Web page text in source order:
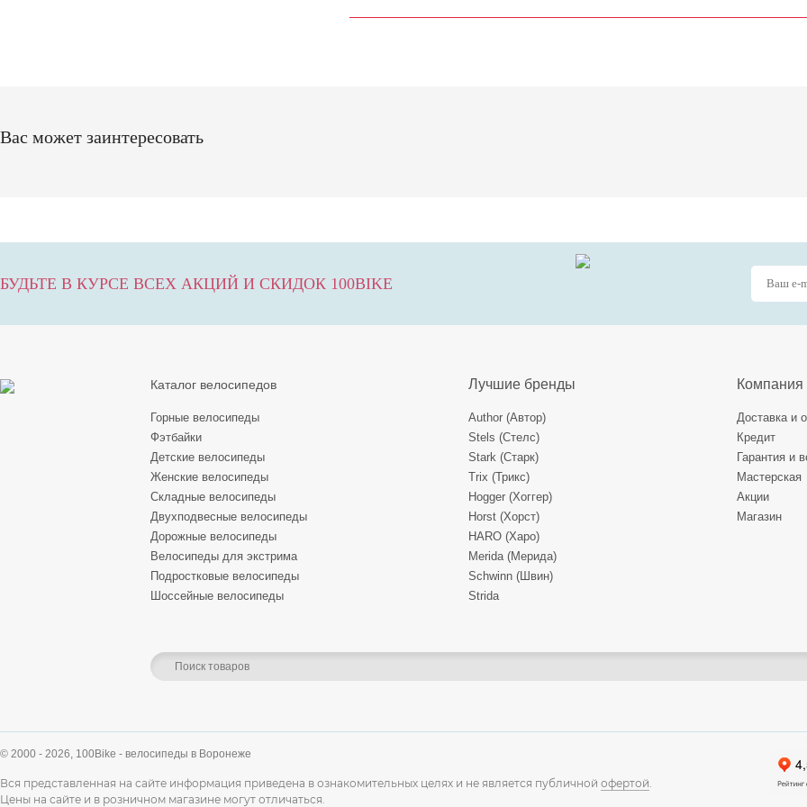
Вас может заинтересовать
БУДЬТЕ В КУРСЕ ВСЕХ АКЦИЙ И СКИДОК 100BIKE
Каталог велосипедов
Горные велосипеды
Фэтбайки
Детские велосипеды
Женские велосипеды
Складные велосипеды
Двухподвесные велосипеды
Дорожные велосипеды
Велосипеды для экстрима
Подростковые велосипеды
Шоссейные велосипеды
Лучшие бренды
Author (Автор)
Stels (Стелс)
Stark (Старк)
Trix (Трикс)
Hogger (Хоггер)
Horst (Хорст)
HARO (Харо)
Merida (Мерида)
Schwinn (Швин)
Strida
Компания
Доставка и
Кредит
Гарантия и
Мастерская
Акции
Магазин
© 2000 - 2026, 100Bike - велосипеды в Воронеже
Вся представленная на сайте информация приведена в ознакомительных целях и не является публичной офертой.
Цены на сайте и в розничном магазине могут отличаться.